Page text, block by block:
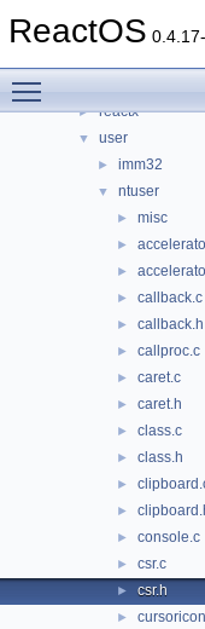
ReactOS
► gdi
► reactx
▼ user
► imm32
▼ ntuser
► misc
►
►
► callback.c
► callback.h
► callproc.c
► caret.c
► caret.h
► class.c
► class.h
►
►
► console.c
► csr.c
► csr.h
►